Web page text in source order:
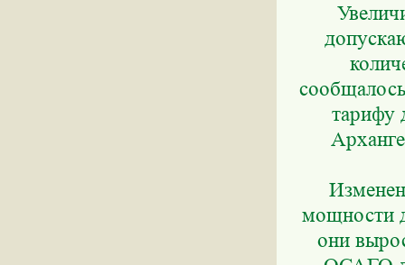
тарифу
мощности
они